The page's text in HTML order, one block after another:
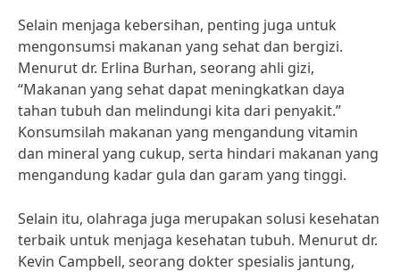
Selain menjaga kebersihan, penting juga untuk
mengonsumsi makanan yang sehat dan bergizi.
Menurut dr. Erlina Burhan, seorang ahli gizi,
“Makanan yang sehat dapat meningkatkan daya
tahan tubuh dan melindungi kita dari penyakit.”
Konsumsilah makanan yang mengandung vitamin
dan mineral yang cukup, serta hindari makanan yang
mengandung kadar gula dan garam yang tinggi.
Selain itu, olahraga juga merupakan solusi kesehatan
terbaik untuk menjaga kesehatan tubuh. Menurut dr.
Kevin Campbell, seorang dokter spesialis jantung,